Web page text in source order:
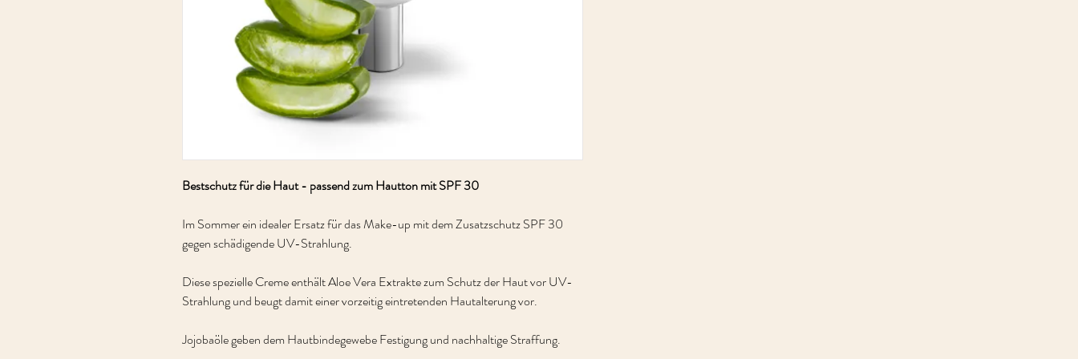
Bestschutz für die Haut - passend zum Hautton mit SPF 30
Im Sommer ein idealer Ersatz für das Make-up mit dem Zusatzschutz SPF 30
gegen schädigende UV-Strahlung.
Diese spezielle Creme enthält Aloe Vera Extrakte zum Schutz der Haut vor UV-
Strahlung und beugt damit einer vorzeitig eintretenden Hautalterung vor.
Jojobaöle geben dem Hautbindegewebe Festigung und nachhaltige Straffung.